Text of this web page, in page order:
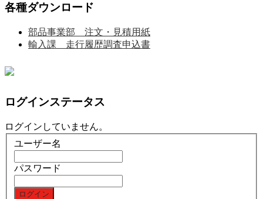
各種ダウンロード
部品事業部 注文・見積用紙
輸入課 走行履歴調査申込書
ログインステータス
ログインしていません。
ユーザー名
パスワード